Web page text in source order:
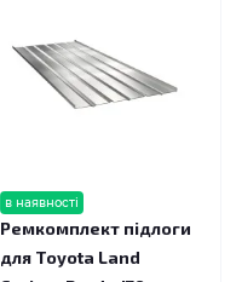
в наявності
Ремкомплект підлоги
для Toyota Land